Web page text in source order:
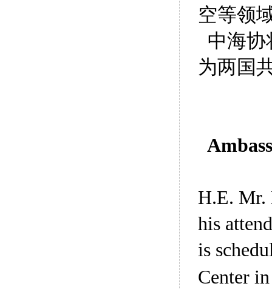
空等领
中海协
为两国
H.E. Mr.
his
is
Center